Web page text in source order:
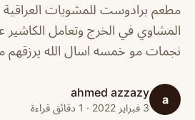
مطعم برادوست للمشويات
المشاوي في الخرج وتعامل
نجمات مو خمسه اسال الله
a
ahmed azzazy
3 فبراير 2022 · 1 دقائق قراءة